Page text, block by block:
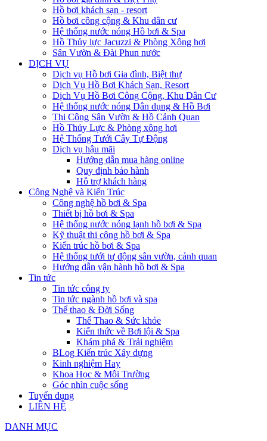
Hồ bơi khách sạn - resort
Hồ bơi công cộng & Khu dân cư
Hệ thống nước nóng Hồ bơi & Spa
Hồ Thủy lực Jacuzzi & Phòng Xông hơi
Sân Vườn & Đài Phun nước
DỊCH VỤ
Dịch vụ Hồ bơi Gia đình, Biệt thự
Dịch Vụ Hồ Bơi Khách Sạn, Resort
Dịch Vụ Hồ Bơi Công Cộng, Khu Dân Cư
Hệ thống nước nóng Dân dụng & Hồ Bơi
Thi Công Sân Vườn & Hồ Cảnh Quan
Hồ Thủy Lực & Phòng xông hơi
Hệ Thống Tưới Cây Tự Động
Dịch vụ hậu mãi
Hướng dẫn mua hàng online
Quy định bảo hành
Hỗ trợ khách hàng
Công Nghệ và Kiến Trúc
Công nghệ hồ bơi & Spa
Thiết bị hồ bơi & Spa
Hệ thống nước nóng lạnh hồ bơi & Spa
Kỹ thuật thi công hồ bơi & Spa
Kiến trúc hồ bơi & Spa
Hệ thống tưới tự động sân vườn, cảnh quan
Hướng dẫn vận hành hồ bơi & Spa
Tin tức
Tin tức công ty
Tin tức ngành hồ bơi và spa
Thể thao & Đời Sống
Thể Thao & Sức khỏe
Kiến thức về Bơi lội & Spa
Khám phá & Trải nghiệm
BLog Kiến trúc Xây dựng
Kinh nghiệm Hay
Khoa Học & Môi Trường
Góc nhìn cuộc sống
Tuyển dụng
LIÊN HỆ
DANH MỤC